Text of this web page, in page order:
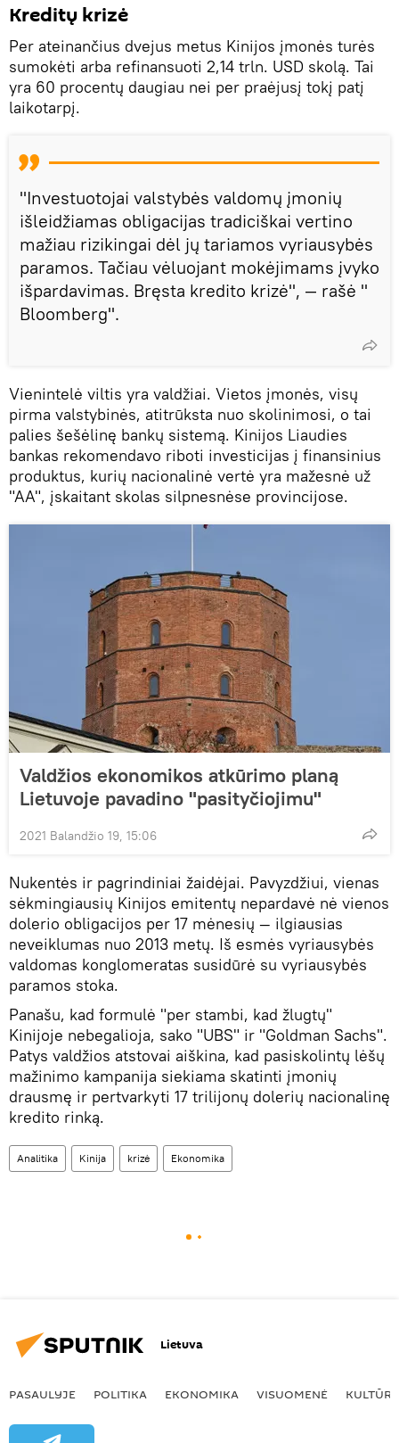
Kreditų krizė
Per ateinančius dvejus metus Kinijos įmonės turės
sumokėti arba refinansuoti 2,14 trln. USD skolą. Tai
yra 60 procentų daugiau nei per praėjusį tokį patį
laikotarpį.
"Investuotojai valstybės valdomų įmonių
išleidžiamas obligacijas tradiciškai vertino
mažiau rizikingai dėl jų tariamos vyriausybės
paramos. Tačiau vėluojant mokėjimams įvyko
išpardavimas. Bręsta kredito krizė", — rašė "
Bloomberg".
Vienintelė viltis yra valdžiai. Vietos įmonės, visų
pirma valstybinės, atitrūksta nuo skolinimosi, o tai
palies šešėlinę bankų sistemą. Kinijos Liaudies
bankas rekomendavo riboti investicijas į finansinius
produktus, kurių nacionalinė vertė yra mažesnė už
"AA", įskaitant skolas silpnesnėse provincijose.
Valdžios ekonomikos atkūrimo planą
Lietuvoje pavadino "pasityčiojimu"
2021 Balandžio 19, 15:06
Nukentės ir pagrindiniai žaidėjai. Pavyzdžiui, vienas
sėkmingiausių Kinijos emitentų nepardavė nė vienos
dolerio obligacijos per 17 mėnesių — ilgiausias
neveiklumas nuo 2013 metų. Iš esmės vyriausybės
valdomas konglomeratas susidūrė su vyriausybės
paramos stoka.
Panašu, kad formulė "per stambi, kad žlugtų"
Kinijoje nebegalioja, sako "UBS" ir "Goldman Sachs".
Patys valdžios atstovai aiškina, kad pasiskolintų lėšų
mažinimo kampanija siekiama skatinti įmonių
drausmę ir pertvarkyti 17 trilijonų dolerių nacionalinę
kredito rinką.
Analitika Kinija krizė Ekonomika
Lietuva
PASAULYJE POLITIKA EKONOMIKA VISUOMENĖ KULTŪRA